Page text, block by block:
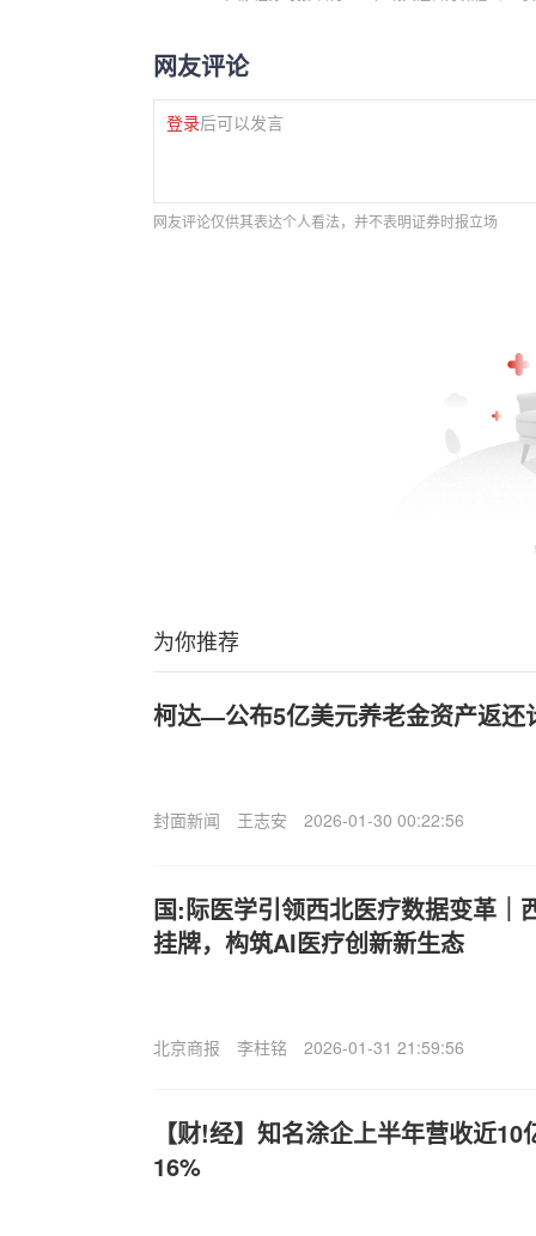
网友评论
登录后可以发言
网友评论仅供其表达个人看法，并不表明证券时报立场
为你推荐
柯达—公布5亿美元养老金资产返还
封面新闻 王志安 2026-01-30 00:22:56
国:际医学引领西北医疗数据变革｜
挂牌，构筑AI医疗创新新生态
北京商报 李柱铭 2026-01-31 21:59:56
【财!经】知名涂企上半年营收近
16%